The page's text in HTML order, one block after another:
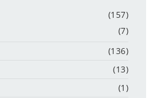
(157)
(7)
(136)
(13)
(1)